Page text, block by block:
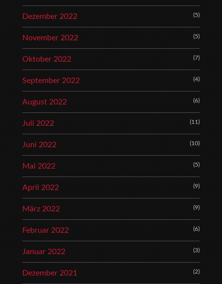
Dezember 2022 (5)
November 2022 (5)
Oktober 2022 (7)
September 2022 (4)
August 2022 (6)
Juli 2022 (11)
Juni 2022 (10)
Mai 2022 (5)
April 2022 (9)
März 2022 (9)
Februar 2022 (6)
Januar 2022 (3)
Dezember 2021 (2)